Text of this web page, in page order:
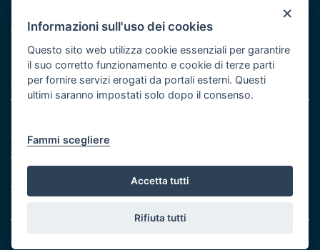
Vai al sito di Protezione Civile Puglia
Iniziativa finanziata con risorse del POR Puglia 2014/2020 -
Asse XI
Cookie e privacy
Atti di notifica
Feed RSS
Servizi Intranet
×
Informazioni sull'uso dei cookies
Questo sito web utilizza cookie essenziali per garantire
il suo corretto funzionamento e cookie di terze parti
per fornire servizi erogati da portali esterni. Questi
ultimi saranno impostati solo dopo il consenso.
Fammi scegliere
Accetta tutti
Rifiuta tutti